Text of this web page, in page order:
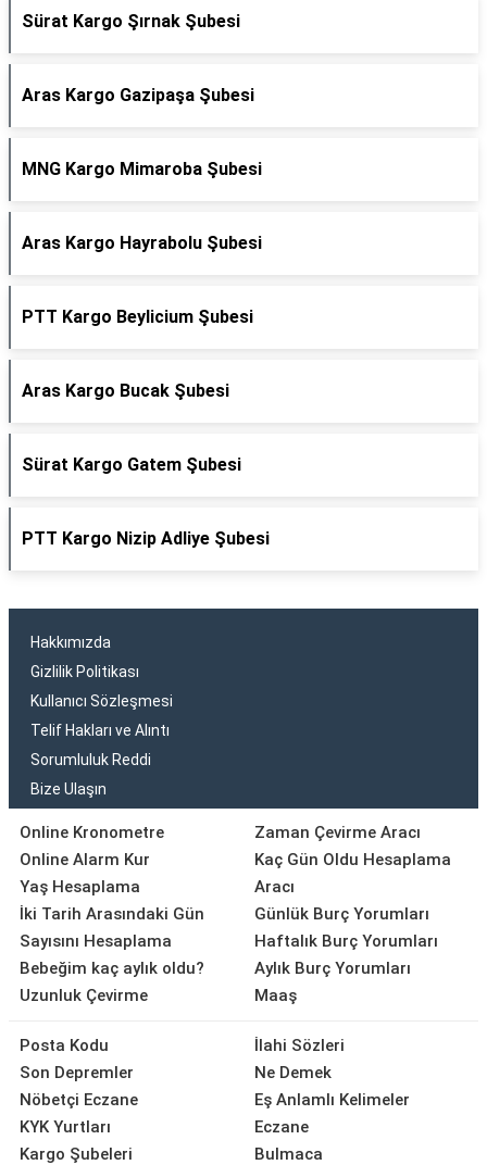
Sürat Kargo Şırnak Şubesi
Aras Kargo Gazipaşa Şubesi
MNG Kargo Mimaroba Şubesi
Aras Kargo Hayrabolu Şubesi
PTT Kargo Beylicium Şubesi
Aras Kargo Bucak Şubesi
Sürat Kargo Gatem Şubesi
PTT Kargo Nizip Adliye Şubesi
Hakkımızda
Gizlilik Politikası
Kullanıcı Sözleşmesi
Telif Hakları ve Alıntı
Sorumluluk Reddi
Bize Ulaşın
Online Kronometre
Online Alarm Kur
Yaş Hesaplama
İki Tarih Arasındaki Gün
Sayısını Hesaplama
Bebeğim kaç aylık oldu?
Uzunluk Çevirme
Zaman Çevirme Aracı
Kaç Gün Oldu Hesaplama
Aracı
Günlük Burç Yorumları
Haftalık Burç Yorumları
Aylık Burç Yorumları
Maaş
Posta Kodu
Son Depremler
Nöbetçi Eczane
KYK Yurtları
Kargo Şubeleri
İlahi Sözleri
Ne Demek
Eş Anlamlı Kelimeler
Eczane
Bulmaca